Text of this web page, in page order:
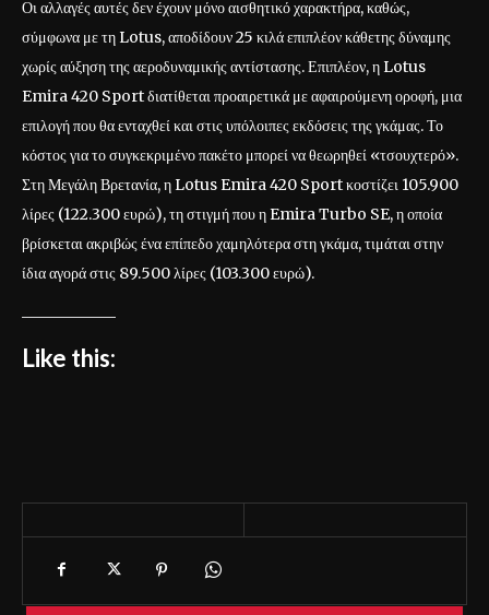
Οι αλλαγές αυτές δεν έχουν μόνο αισθητικό χαρακτήρα, καθώς,
σύμφωνα με τη Lotus, αποδίδουν 25 κιλά επιπλέον κάθετης δύναμης
χωρίς αύξηση της αεροδυναμικής αντίστασης. Επιπλέον, η Lotus
Emira 420 Sport διατίθεται προαιρετικά με αφαιρούμενη οροφή, μια
επιλογή που θα ενταχθεί και στις υπόλοιπες εκδόσεις της γκάμας. Το
κόστος για το συγκεκριμένο πακέτο μπορεί να θεωρηθεί «τσουχτερό».
Στη Μεγάλη Βρετανία, η Lotus Emira 420 Sport κοστίζει 105.900
λίρες (122.300 ευρώ), τη στιγμή που η Emira Turbo SE, η οποία
βρίσκεται ακριβώς ένα επίπεδο χαμηλότερα στη γκάμα, τιμάται στην
ίδια αγορά στις 89.500 λίρες (103.300 ευρώ).
Like this: